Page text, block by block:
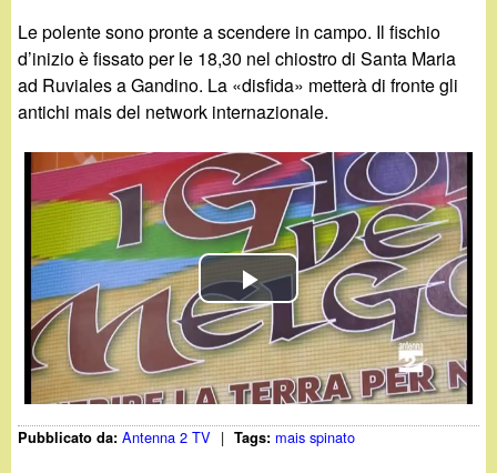
g
a
n
d
n
o
.
r
i
c
e
r
c
a
Le polente sono pronte a scendere in campo. Il fischio
d’inizio è fissato per le 18,30 nel chiostro di Santa Maria
ad Ruviales a Gandino. La «disfida» metterà di fronte gli
antichi mais del network internazionale.
P
l
a
y
Pubblicato da:Antenna 2 TV | Tags: mais spinato